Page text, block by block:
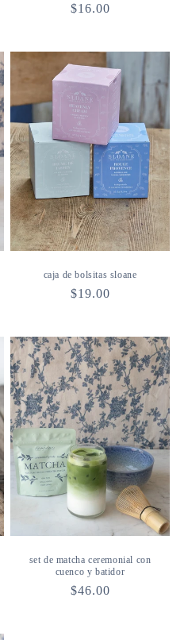
Precio
$16.00
caja de bolsitas sloane
Precio
$19.00
set de matcha ceremonial con
cuenco y batidor
Precio
$46.00